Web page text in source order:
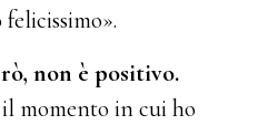
non è positivo.
momento in cui ho